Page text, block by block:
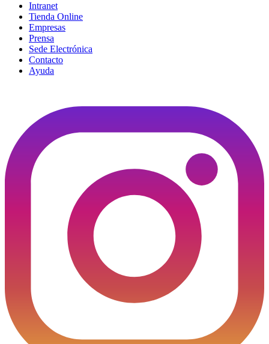
Intranet
Tienda Online
Empresas
Prensa
Sede Electrónica
Contacto
Ayuda